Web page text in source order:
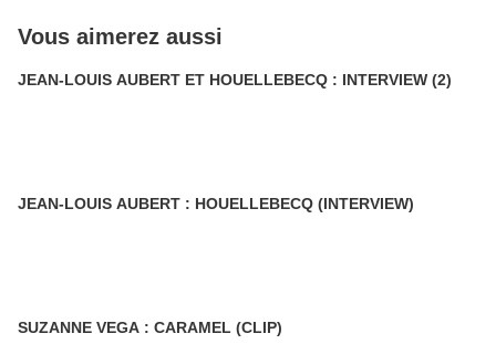
Vous aimerez aussi
JEAN-LOUIS AUBERT ET HOUELLEBECQ : INTERVIEW (2)
JEAN-LOUIS AUBERT : HOUELLEBECQ (INTERVIEW)
SUZANNE VEGA : CARAMEL (CLIP)